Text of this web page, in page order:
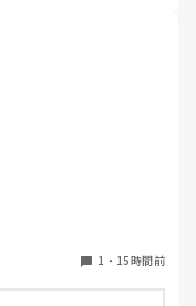
いますか？また、本
クションがなかった
1 ・ 15時間前